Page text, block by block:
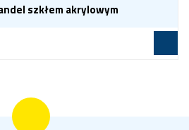
szkłem akrylowym